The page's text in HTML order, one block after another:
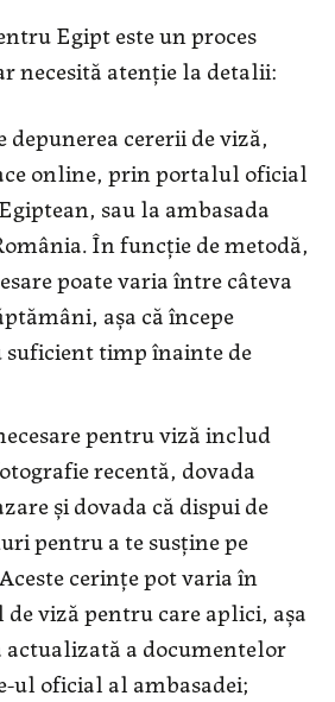
Egipt este un proces
necesită atenție la detalii:
depunerea cererii de viză,
online, prin portalul oficial
sau la ambasada
În funcție de metodă,
poate varia între câteva
așa că începe
suficient timp înainte de
pentru viză includ
recentă, dovada
și dovada că dispui de
pentru a te susține pe
cerințe pot varia în
viză pentru care aplici, așa
actualizată a documentelor
ul oficial al ambasadei;